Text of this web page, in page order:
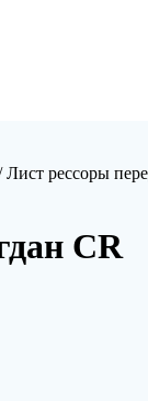
Лист рессоры
CR